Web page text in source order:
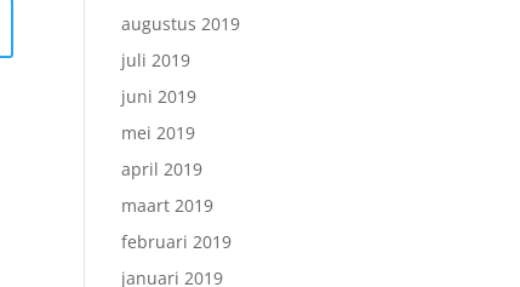
augustus 2019
juli 2019
juni 2019
mei 2019
april 2019
maart 2019
februari 2019
januari 2019